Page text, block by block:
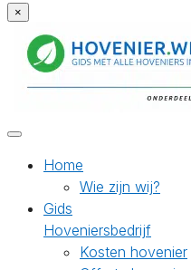
×
Home
Wie zijn wij?
Gids
Hoveniersbedrijf
Kosten hovenier